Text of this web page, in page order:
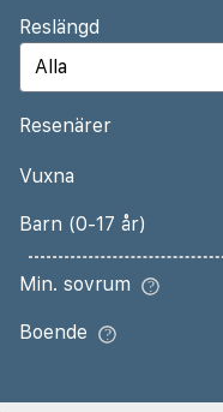
Reslängd
Resenärer
Vuxna
Barn (0-17 år)
Min. sovrum
Boende